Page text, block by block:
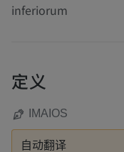
inferiorum
定义
IMAIOS
自动翻译